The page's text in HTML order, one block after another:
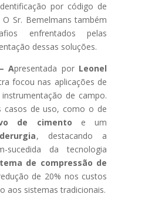
por código de
Sr. Bemelmans também
enfrentados pelas
dessas soluções.
Apresentada por Leonel
focou nas aplicações de
de campo.
casos de uso, como o de
de cimento e um
, destacando a
sucedida da tecnologia
de compressão de
de 20% nos custos
aos sistemas tradicionais.